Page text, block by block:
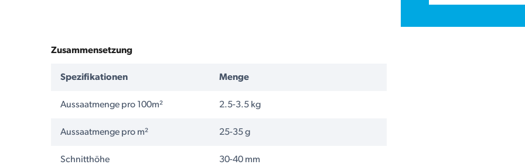
Zusammensetzung
Spezifikationen Menge
Aussaatmenge pro 100m² 2.5-3.5 kg
Aussaatmenge pro m² 25-35 g
Schnitthöhe 30-40 mm